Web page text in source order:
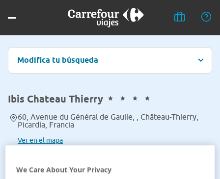
Modifica tu búsqueda
Ibis Chateau Thierry
60, Avenue du Général de Gaulle, , Château-Thierry,
Picardía, Francia
Ver en el mapa
We Care About Your Privacy